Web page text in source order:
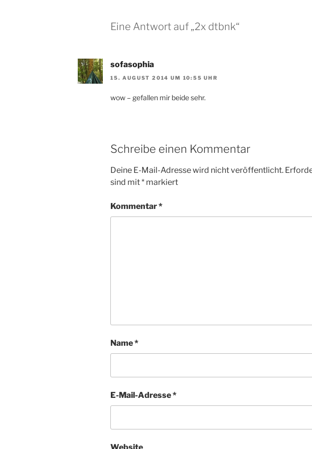
Eine Antwort auf „2x dtbnk“
sofasophia
15. AUGUST 2014 UM 10:55 UHR
wow – gefallen mir beide sehr.
Schreibe einen Kommentar
Deine E-Mail-Adresse wird nicht veröffentlicht.
sind mit* markiert
Kommentar*
Name*
E-Mail-Adresse*